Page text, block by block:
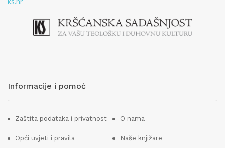
Informacije i pomoć
Zaštita podataka i privatnost
Opći uvjeti i pravila
O nama
Naše knjižare